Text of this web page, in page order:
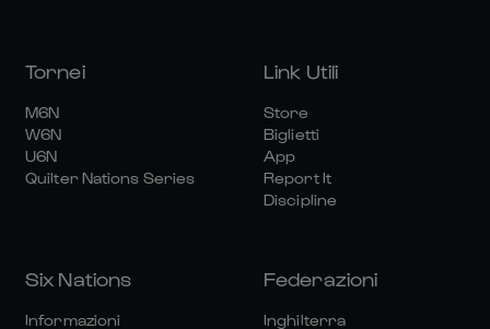
Tornei
M6N
W6N
U6N
Quilter Nations Series
Link Utili
Store
Biglietti
App
Report It
Discipline
Six Nations
Informazioni
Federazioni
Inghilterra